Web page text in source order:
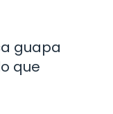
guapa
que